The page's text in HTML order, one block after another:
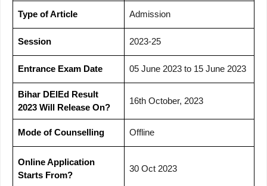
Type of Article Admission
Session 2023-25
Entrance Exam Date 05 June 2023 to 15 June 2023
Bihar DElEd Result
2023 Will Release On?
16th October, 2023
Mode of Counselling Offline
Online Application
Starts From?
30 Oct 2023